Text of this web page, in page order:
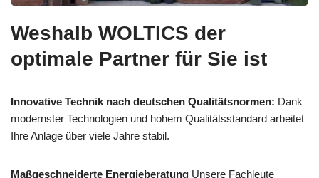
Weshalb WOLTICS der
optimale Partner für Sie ist
Innovative Technik nach deutschen Qualitätsnormen: Dank
modernster Technologien und hohem Qualitätsstandard arbeitet
Ihre Anlage über viele Jahre stabil.
Maßgeschneiderte Energieberatung Unsere Fachleute